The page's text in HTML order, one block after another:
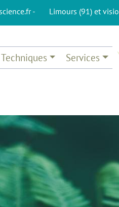
- Limours (91) et visio
Techniques Services